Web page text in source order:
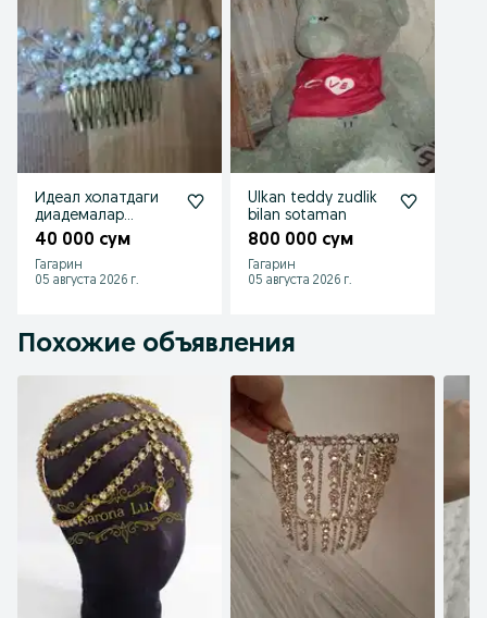
Идеал холатдаги
диадемалар
сотилади
40 000 сум
Гагарин
05 августа 2026 г.
Ulkan teddy zudlik
bilan sotaman
800 000 сум
Гагарин
05 августа 2026 г.
Похожие объявления